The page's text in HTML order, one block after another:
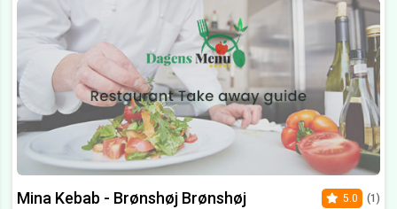
Mina Kebab - Brønshøj Brønshøj 5.0 (1)